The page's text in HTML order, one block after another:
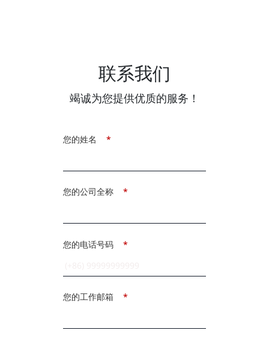
联系我们
竭诚为您提供优质的服务！
*
您的姓名
*
您的公司全称
*
您的电话号码
*
您的工作邮箱